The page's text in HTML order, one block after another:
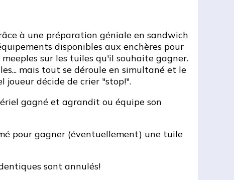
à une préparation géniale en sandwich
disponibles aux enchères pour
sur les tuiles qu'il souhaite gagner.
mais tout se déroule en simultané et le
joueur décide de crier "stop!".
gagné et agrandit ou équipe son
pour gagner (éventuellement) une tuile
sont annulés!